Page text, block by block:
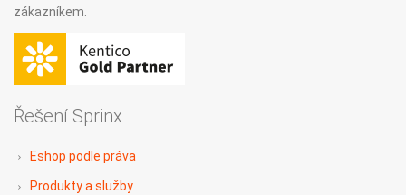
zákazníkem.
Řešení Sprinx
Eshop podle práva
Produkty a služby